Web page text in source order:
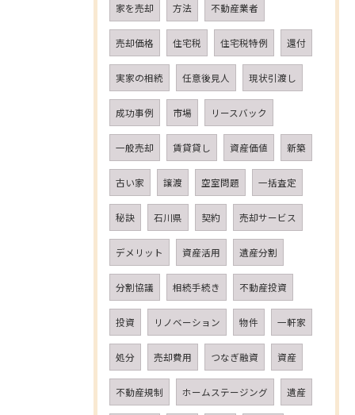
家を売却 方法 不動産業者
売却価格 住宅税 住宅税特例 還付
実家の相続 任意後見人 現状引渡し
成功事例 市場 リースバック
一般売却 賃貸貸し 資産価値 新築
古い家 譲渡 空室問題 一括査定
秘訣 石川県 契約 売却サービス
デメリット 資産活用 遺産分割
分割協議 相続手続き 不動産投資
投資 リノベーション 物件 一軒家
処分 売却費用 つなぎ融資 資産
不動産規制 ホームステージング 遺産